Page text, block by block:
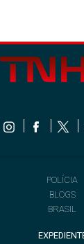
POLÍCIA
BLOGS
BRASIL